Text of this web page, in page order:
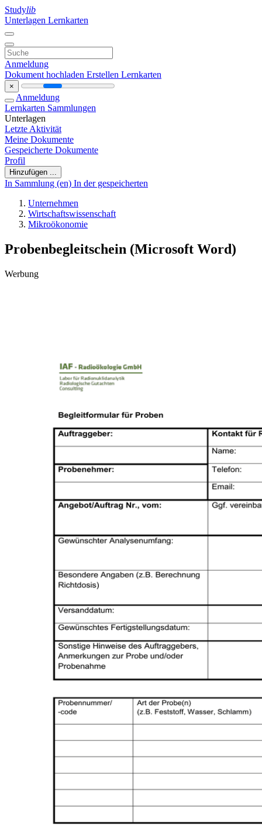
Studylib
Unterlagen Lernkarten
Anmeldung
Dokument hochladen Erstellen Lernkarten
×
Anmeldung
Lernkarten Sammlungen
Unterlagen
Letzte Aktivität
Meine Dokumente
Gespeicherte Dokumente
Profil
Hinzufügen ...
In Sammlung (en) In der gespeicherten
Unternehmen
Wirtschaftswissenschaft
Mikroökonomie
Probenbegleitschein (Microsoft Word)
Werbung